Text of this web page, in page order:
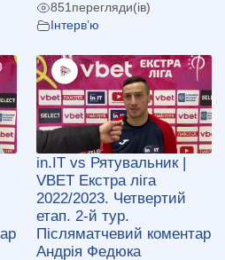
851перегляди(ів)
Інтерв’ю
in.IT vs Рятувальник |
VBET Екстра ліга
2022/2023. Четвертий
етап. 2-й тур.
Післяматчевий коментар
Андрія Федюка